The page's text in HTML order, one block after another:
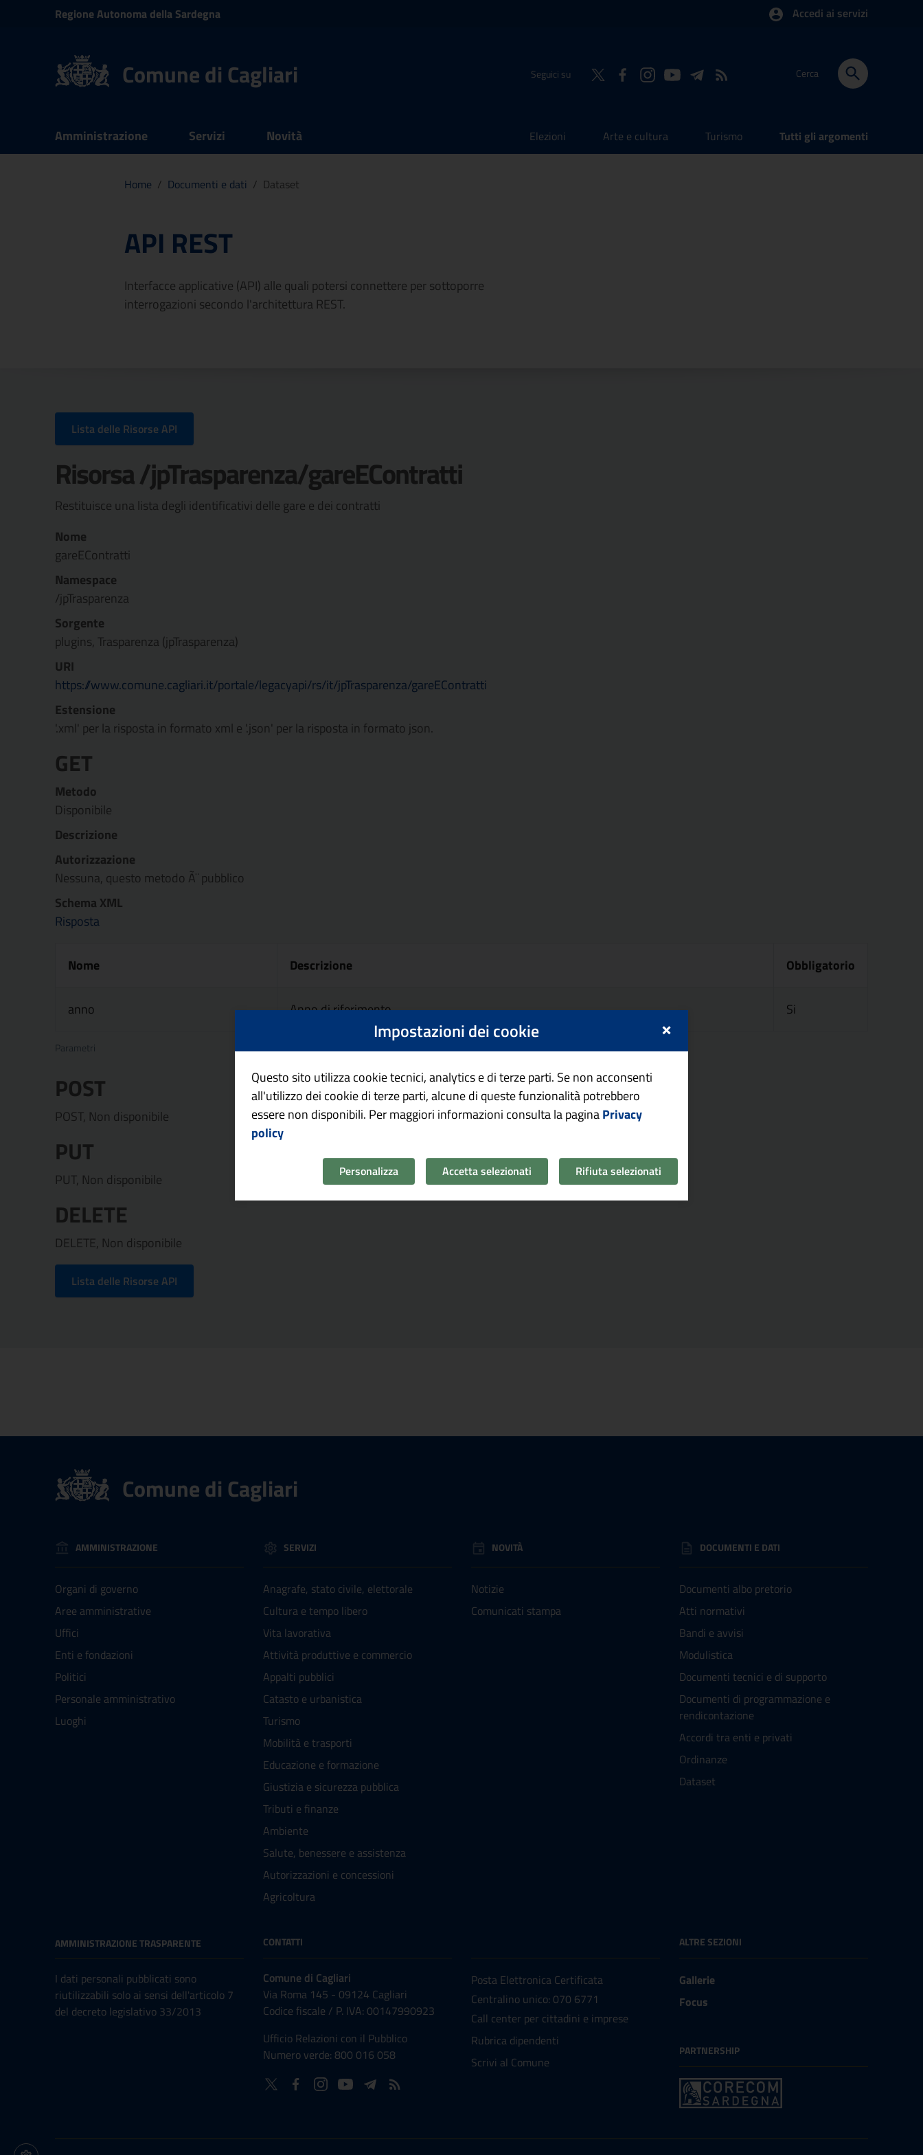
Vai ai contenuti
RegioneAutonoma della Sardegna Accedi ai servizi
Comune di Cagliari Seguici su Cerca
Submenu
Amministrazione Servizi
Novità
Elezioni Arte e cultura Turismo Tutti gli argomenti
Home / Documenti e dati / Dataset
API REST
Interfacce applicative (API) alle quali potersi connettere per sottoporre
interrogazioni secondo l'architettura REST.
Lista delle Risorse API
Risorsa /jpTrasparenza/gareEContratti
Restituisce una lista degli identificativi delle gare e dei contratti
Nome
gareEContratti
Namespace
/jpTrasparenza
Sorgente
plugins, Trasparenza (jpTrasparenza)
URI
https://www.comune.cagliari.it/portale/legacyapi/rs/it/jpTrasparenza/gareEContratti
Estensione
'.xml' per la risposta in formato xml e '.json' per la risposta in formato json.
GET
Metodo
Disponibile
Descrizione
Autorizzazione
Nessuna, questo metodo Ã¨ pubblico
Schema XML
Risposta
Parametri
Nome Descrizione Obbligatorio
anno Anno di riferimento Si
POST
POST, Non disponibile
PUT
PUT, Non disponibile
DELETE
DELETE, Non disponibile
Lista delle Risorse API
Comune di Cagliari
AMMINISTRAZIONE
Organi di governo
Aree amministrative
Uffici
Enti e fondazioni
Politici
Personale amministrativo
Luoghi
SERVIZI
Anagrafe, stato civile, elettorale
Cultura e tempo libero
Vita lavorativa
Attività produttive e commercio
Appalti pubblici
Catasto e urbanistica
Turismo
Mobilità e trasporti
Educazione e formazione
Giustizia e sicurezza pubblica
Tributi e finanze
Ambiente
Salute, benessere e assistenza
Autorizzazioni e concessioni
Agricoltura
NOVITÀ
Notizie
Comunicati stampa
DOCUMENTI E DATI
Documenti albo pretorio
Atti normativi
Bandi e avvisi
Modulistica
Documenti tecnici e di supporto
Documenti di programmazione e
rendicontazione
Accordi tra enti e privati
Ordinanze
Dataset
AMMINISTRAZIONE TRASPARENTE
I dati personali pubblicati sono
riutilizzabili solo ai sensi dell'articolo 7
del decreto legislativo 33/2013
CONTATTI
Comune di Cagliari
Via Roma 145 - 09124 Cagliari
Codice fiscale / P. IVA: 00147990923
Ufficio Relazioni con il Pubblico
Numero verde: 800 016 058
Posta Elettronica Certificata
Centralino unico: 070 6771
Call center per cittadini e imprese
Rubrica dipendenti
Scrivi al Comune
ALTRE SEZIONI
Gallerie
Focus
PARTNERSHIP
×
Impostazioni dei cookie
Questo sito utilizza cookie tecnici, analytics e di terze parti. Se non acconsenti
all'utilizzo dei cookie di terze parti, alcune di queste funzionalità potrebbero
essere non disponibili. Per maggiori informazioni consulta la paginaPrivacy
policy
Personalizza Accetta selezionati Rifiuta selezionati